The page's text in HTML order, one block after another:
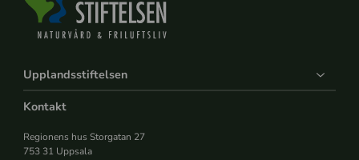
Upplandsstiftelsen
Kontakt
Regionens hus Storgatan 27
753 31 Uppsala